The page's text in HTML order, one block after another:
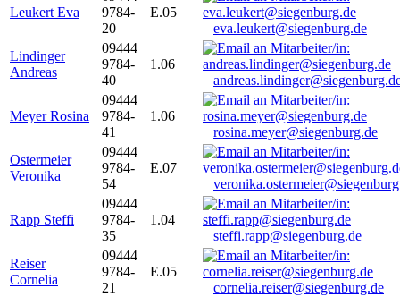
Leukert Eva
9784-
20
E.05
eva.leukert@siegenburg.de
Lindinger
Andreas
09444
9784-
40
1.06
Meyer Rosina
09444
9784-
41
1.06
rosina.meyer@siegenburg.de
Ostermeier
Veronika
09444
9784-
54
E.07
Rapp Steffi
09444
9784-
35
1.04
steffi.rapp@siegenburg.de
Reiser
Cornelia
09444
9784-
21
E.05
cornelia.reiser@siegenburg.de